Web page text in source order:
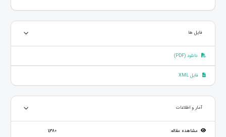
فایل ها
دانلود (PDF)
فایل XML
آمار و اطلاعات
مشاهده مقاله 1,380